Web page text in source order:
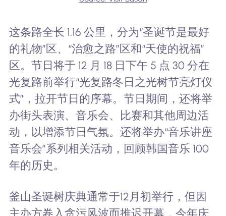
这条路全长 1.16 公里，分为“圣诞节是最好
的礼物”区、“治愈之路”区和“天使的祝福”
区。节日将于 12 月 18 日下午 5 点 30 分在
光复路前举行“光复路冬日之光树节亮灯仪
式”，拉开节日的序幕。节日期间，还将举
办街头表演、音乐会、比赛和其他周边活
动，以增添节日气氛。还将举办“音乐讲座
音乐会”系列相关活动，回顾韩国音乐 100
年的历史。
釜山圣诞树庆典通常于12月初举行，但因
主办方卷入贪污风波而推迟开幕，今年庆